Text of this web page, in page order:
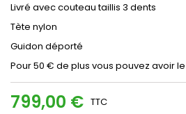
Livré avec couteau taillis 3 dents
Tète nylon
Guidon déporté
Pour 50 € de plus vous pouvez avoir
799,00 € TTC